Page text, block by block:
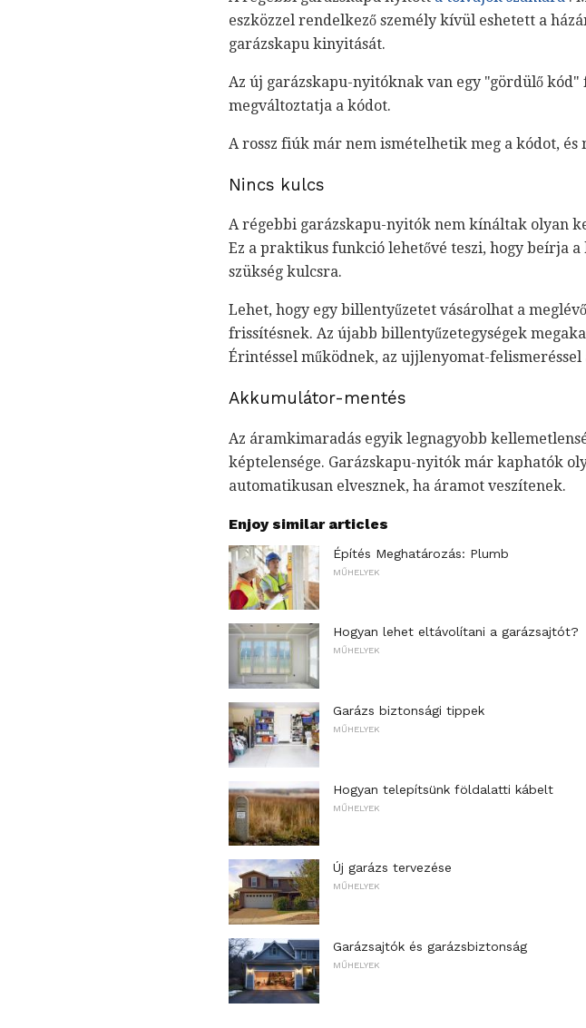
eszközzel rendelkező személy kívül eshetett a
garázskapu kinyitását.
Az új garázskapu-nyitóknak van egy "gördülő
megváltoztatja a kódot.
A rossz fiúk már nem ismételhetik meg a kódot, és
Nincs kulcs
A régebbi garázskapu-nyitók nem kínáltak olyan
Ez a praktikus funkció lehetővé teszi, hogy beírja
szükség kulcsra.
Lehet, hogy egy billentyűzetet vásárolhat a
frissítésnek. Az újabb billentyűzetegységek
Érintéssel működnek, az ujjlenyomat-felismeréssel
Akkumulátor-mentés
Az áramkimaradás egyik legnagyobb
képtelensége. Garázskapu-nyitók már kaphatók
automatikusan elvesznek, ha áramot veszítenek.
Enjoy similar articles
Építés Meghatározás: Plumb
MŰHELYEK
Hogyan lehet eltávolítani a garázsajtót?
MŰHELYEK
Garázs biztonsági tippek
MŰHELYEK
Hogyan telepítsünk földalatti kábelt
MŰHELYEK
Új garázs tervezése
MŰHELYEK
Garázsajtók és garázsbiztonság
MŰHELYEK